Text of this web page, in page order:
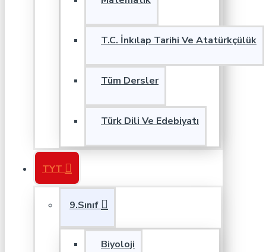
T.C. İnkılap Tarihi Ve Atatürkçülük
Tüm Dersler
Türk Dili Ve Edebiyatı
TYT
9.Sınıf
Biyoloji